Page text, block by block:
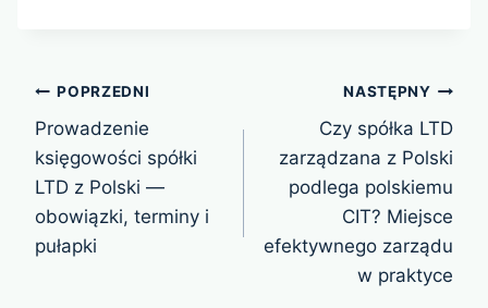
Nawigacja
wpisu
POPRZEDNI
Prowadzenie
księgowości spółki
LTD z Polski —
obowiązki, terminy i
pułapki
NASTĘPNY
Czy spółka LTD
zarządzana z Polski
podlega polskiemu
CIT? Miejsce
efektywnego zarządu
w praktyce